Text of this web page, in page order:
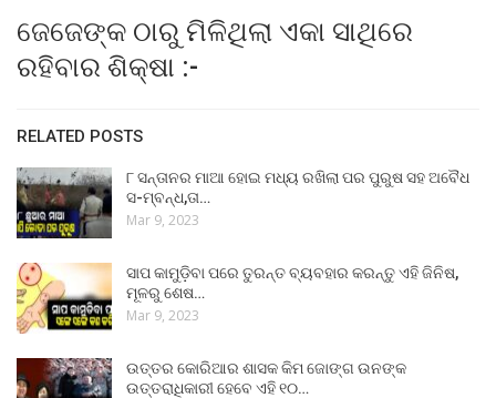
ଜେଜେଙ୍କ ଠାରୁ ମିଳିଥିଲା ଏକା ସାଥିରେ
ରହିବାର ଶିକ୍ଷା :-
RELATED POSTS
୮ ସନ୍ତାନର ମାଆ ହୋଇ ମଧ୍ୟ ରଖିଲା ପର ପୁରୁଷ ସହ ଅବୈଧ
ସ-ମ୍ବନ୍ଧ,ତା…
Mar 9, 2023
ସାପ କାମୁଡ଼ିବା ପରେ ତୁରନ୍ତ ବ୍ୟବହାର କରନ୍ତୁ ଏହି ଜିନିଷ,
ମୂଳରୁ ଶେଷ…
Mar 9, 2023
ଉତ୍ତର କୋରିଆର ଶାସକ କିମ ଜୋଙ୍ଗ ଉନଙ୍କ
ଉତ୍ତରାଧିକାରୀ ହେବେ ଏହି ୧୦…